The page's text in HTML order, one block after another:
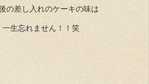
の差し入れのケーキの味は
一生忘れません！！笑